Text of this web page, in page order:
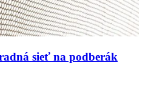
sieť na podberák